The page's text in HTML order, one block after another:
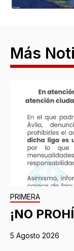
Más
PRIMERA
¡NO
5 Agosto 2026